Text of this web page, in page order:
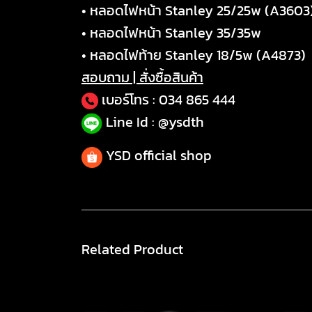
• หลอดไฟหน้า Stanley 25/25w
• หลอดไฟหน้า Stanley 35/35w
• หลอดไฟท้าย Stanley 18/5w (A4873)
สอบถาม | สั่งซื้อสินค้า
เบอร์โทร : 034 865 444
Line Id : @ysdth
YSD official shop
Related Product